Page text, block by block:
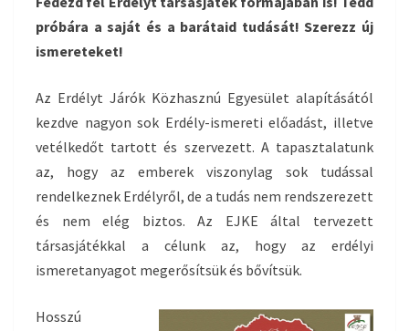
próbára a saját és a barátaid tudását! Szerezz új
ismereteket!
Az Erdélyt Járók Közhasznú Egyesület alapításától
kezdve nagyon sok Erdély-ismereti előadást, illetve
vetélkedőt tartott és szervezett. A tapasztalatunk
az, hogy az emberek viszonylag sok tudással
rendelkeznek Erdélyről, de a tudás nem rendszerezett
és nem elég biztos. Az EJKE által tervezett
társasjátékkal a célunk az, hogy az erdélyi
ismeretanyagot megerősítsük és bővítsük.
Hosszú